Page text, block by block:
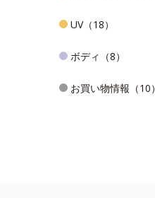
UV（18）
ボディ（8）
お買い物情報（10）